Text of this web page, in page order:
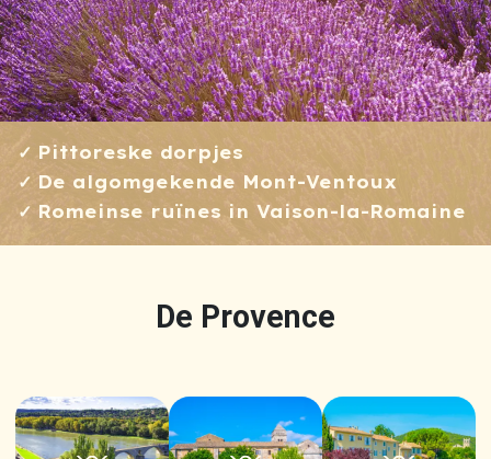
Pittoreske dorpjes
De algomgekende Mont-Ventoux
Romeinse ruïnes in Vaison-la-Romaine
De Provence